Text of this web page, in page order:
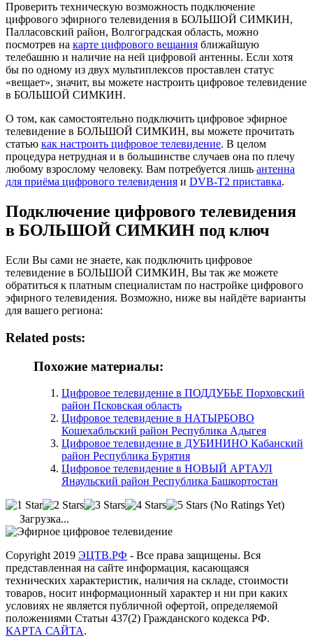
Проверить техническую возможность подключение
цифрового эфирного телевидения в БОЛЬШОЙ СИМКИН,
Палласовский район, Волгоградская область, можно
посмотрев на карте цифрового вещания ближайшую
телебашню и наличие на ней цифровой антенны. Если хотя
бы по одному из двух мультиплексов проставлен статус
«вещает», значит, вы можете настроить цифровое телевидение
в БОЛЬШОЙ СИМКИН.
О том, как самостоятельно подключить цифровое эфирное
телевидение в БОЛЬШОЙ СИМКИН, вы можете прочитать
статью как настроить цифровое телевидение. В целом
процедура нетрудная и в большинстве случаев она по плечу
любому взрослому человеку. Вам потребуется лишь антенна
для приёма цифрового телевидения и DVB-T2 приставка.
Подключение цифрового телевидения
в БОЛЬШОЙ СИМКИН под ключ
Если Вы сами не знаете, как подключить цифровое
телевидение в БОЛЬШОЙ СИМКИН, Вы так же можете
обратиться к платным специалистам по настройке цифрового
эфирного телевидения. Возможно, ниже вы найдёте варианты
для вашего региона:
Related posts:
Похожие материалы:
Цифровое телевидение в ПОДДУБЬЕ Порховский
район Псковская область
Цифровое телевидение в НАТЫРБОВО
Кошехабльский район Республика Адыгея
Цифровое телевидение в ДУБИНИНО Кабанский
район Республика Бурятия
Цифровое телевидение в НОВЫЙ АРТАУЛ
Янаульский район Республика Башкортостан
(No Ratings Yet)
Загрузка...
Copyright 2019 ЭЦТВ.РФ - Все права защищены. Вся
представленная на сайте информация, касающаяся
технических характеристик, наличия на складе, стоимости
товаров, носит информационный характер и ни при каких
условиях не является публичной офертой, определяемой
положениями Статьи 437(2) Гражданского кодекса РФ.
КАРТА САЙТА.